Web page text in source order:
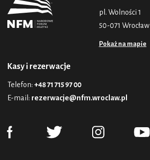
pl. Wolności 1
50-071 Wrocław
Pokaż na mapie
Kasy i rezerwacje
Telefon: +48 71 715 97 00
E-mail: rezerwacje@nfm.wroclaw.pl